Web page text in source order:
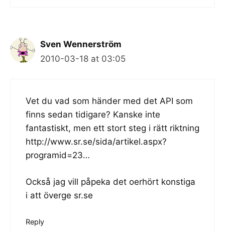
Sven Wennerström
2010-03-18 at 03:05
Vet du vad som händer med det API som
finns sedan tidigare? Kanske inte
fantastiskt, men ett stort steg i rätt riktning
http://www.sr.se/sida/artikel.aspx?
programid=23…
Också jag vill påpeka det oerhört konstiga
i att överge sr.se
Reply